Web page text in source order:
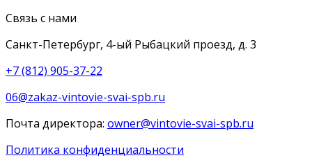
Связь с нами
Санкт-Петербург, 4-ый Рыбацкий проезд, д. 3
+7 (812) 905-37-22
06@zakaz-vintovie-svai-spb.ru
Почта директора: owner@vintovie-svai-spb.ru
Политика конфиденциальности